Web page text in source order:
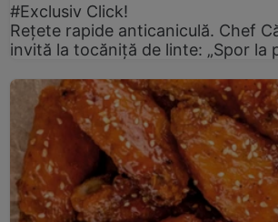
#Exclusiv Click!
Rețete rapide anticaniculă. Chef
invită la tocăniță de linte: „Spor la